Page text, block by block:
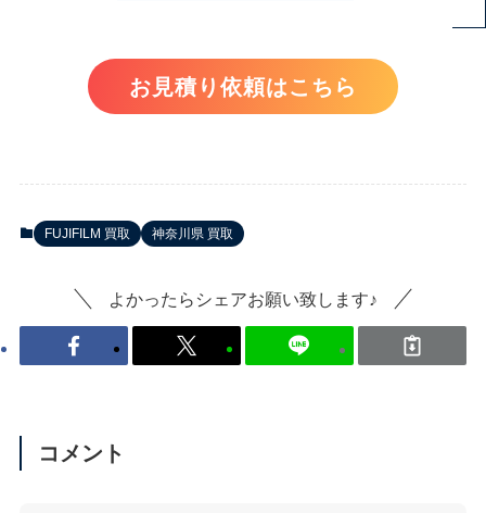
お見積り依頼はこちら
FUJIFILM 買取 神奈川県 買取
よかったらシェアお願い致します♪
コメント